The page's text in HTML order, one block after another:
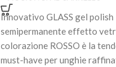
Innovativo GLASS gel polish
semipermanente effetto
colorazione ROSSO è la
must-have per unghie